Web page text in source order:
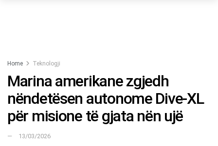
Home Teknologji
Marina amerikane zgjedh
nëndetësen autonome Dive-XL
për misione të gjata nën ujë
13/03/2026